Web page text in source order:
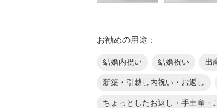
お勧めの用途：
結婚内祝い 結婚祝い 出
新築・引越し内祝い・お返し
ちょっとしたお返し・手土産・